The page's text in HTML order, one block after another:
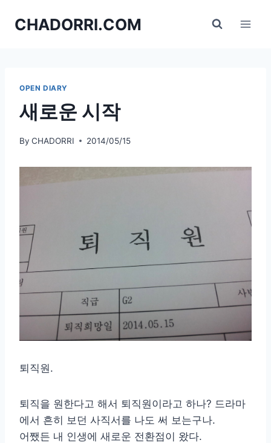
CHADORRI.COM
OPEN DIARY
새로운 시작
By CHADORRI 2014/05/15
퇴직원.
퇴직을 원한다고 해서 퇴직원이라고 하나? 드라마
에서 흔히 보던 사직서를 나도 써 보는구나.
어쨌든 내 인생에 새로운 전환점이 왔다.